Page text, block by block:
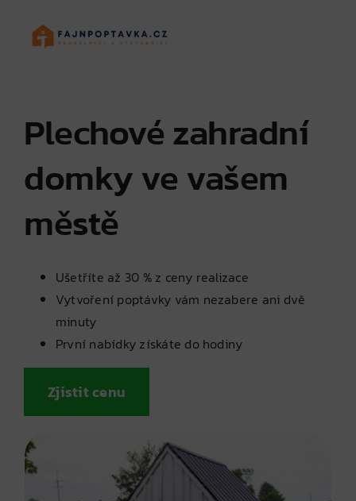
Plechové zahradní
domky ve vašem
městě
Ušetříte až 30 % z ceny realizace
Vytvoření poptávky vám nezabere ani dvě
minuty
První nabídky získáte do hodiny
Zjistit cenu